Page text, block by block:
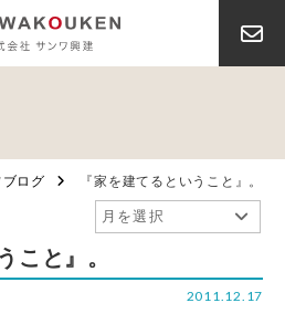
ログ 『家を建てるということ』。
こと』。
2011.12.17